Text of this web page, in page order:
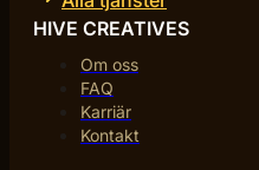
HIVE CREATIVES
Om oss
FAQ
Karriär
Kontakt